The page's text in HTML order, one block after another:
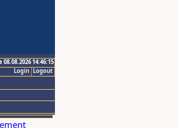
14:46:15
Logout
Login